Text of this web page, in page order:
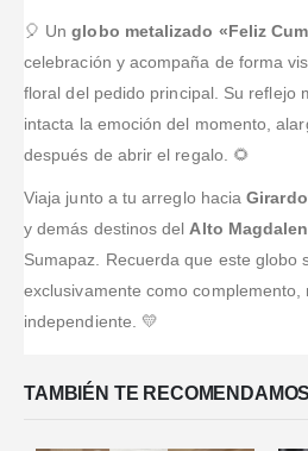
🎈 Unglobo metalizado «Feliz
celebración y acompaña de forma
floral del pedido principal. Su reflejo
intacta la emoción del momento,
después de abrir el regalo. 🌻
Viaja junto a tu arreglo hacia
y demás destinos del Alto
Sumapaz. Recuerda que este globo
exclusivamente como complemento,
independiente. 💛
TAMBIÉN TE